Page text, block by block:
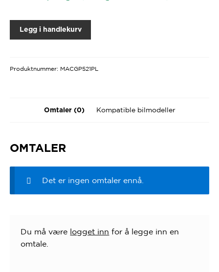
Legg i handlekurv
Produktnummer: MACGP521PL
Omtaler (0) Kompatible bilmodeller
OMTALER
Det er ingen omtaler ennå.
Du må være logget inn for å legge inn en
omtale.